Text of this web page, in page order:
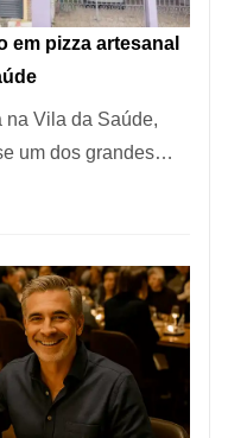
em pizza artesanal
na Vila da Saúde,
um dos grandes…